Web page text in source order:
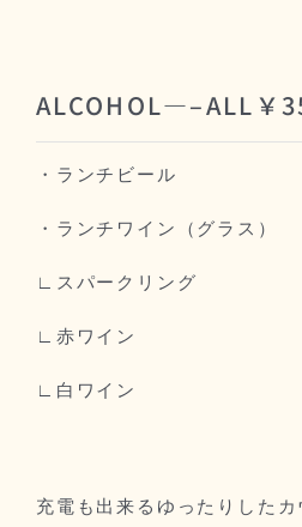
ALCOHOL—–ALL￥
・ランチビール
・ランチワイン（グラス）
∟スパークリング
∟赤ワイン
∟白ワイン
充電も出来るゆったりしたカ